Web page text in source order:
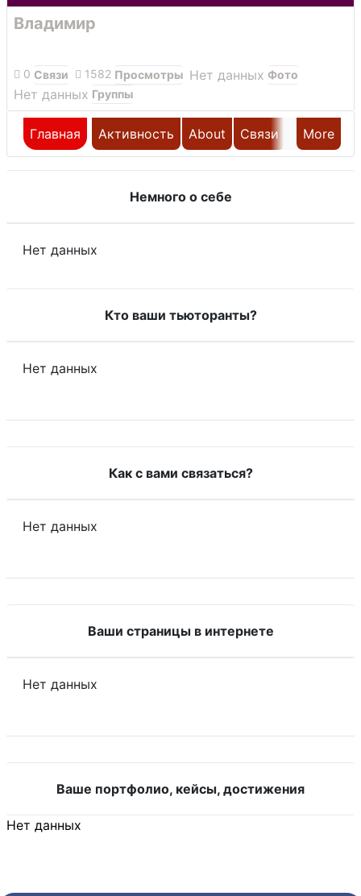
Владимир
Связи
0 Просмотры
1582 Фото
Нет данных
Группы
Нет данных
Главная Активность About
Связи
More
Немного о себе
Нет данных
Кто ваши тьюторанты?
Нет данных
Как с вами связаться?
Нет данных
Ваши страницы в интернете
Нет данных
Ваше портфолио, кейсы, достижения
Нет данных